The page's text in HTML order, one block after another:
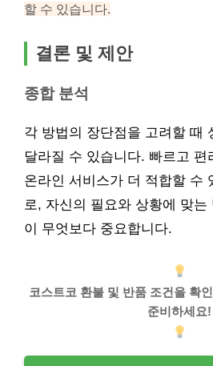
할 수 있습니다.
결론 및 제안
종합 분석
각 방법의 장단점을 고려할 때
달라질 수 있습니다. 빠르고 편
온라인 서비스가 더 적합할 수
로, 자신의 필요와 상황에 맞는
이 무엇보다 중요합니다.
코스트코 환불 및 반품 조건을 확
준비하세요!